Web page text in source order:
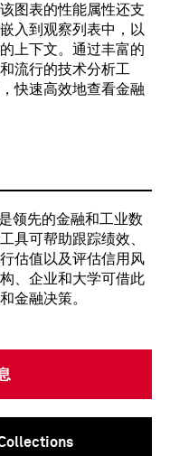
图表的性能属性还支
入到观察列表中，以
上下文。通过丰富的
流行的技术分析工
快速高效地查看金融
领先的金融和工业数
具可帮助跟踪绩效、
估值以及评估信用风
、企业和大学可借此
金融决策。